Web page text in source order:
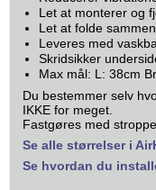
Let at monterer og
Let at folde
Leveres med
Skridsikker
Max mål: L: 38cm
Du bestemmer selv
IKKE for meget.
Fastgøres med
Se alle størrelser i
Se hvordan du